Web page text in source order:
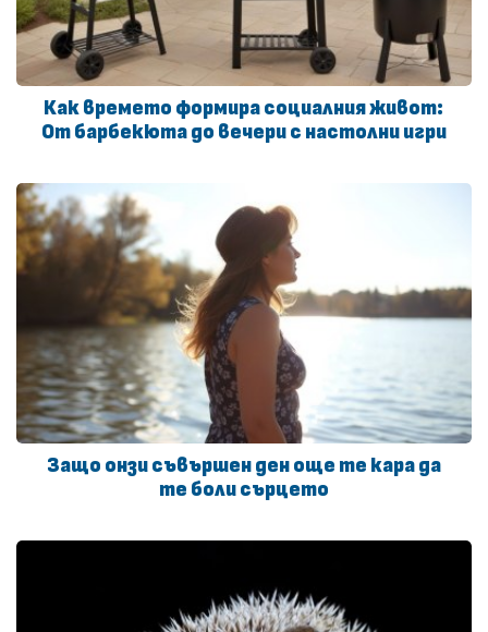
Как времето формира социалния живот:
От барбекюта до вечери с настолни игри
Защо онзи съвършен ден още те кара да
те боли сърцето